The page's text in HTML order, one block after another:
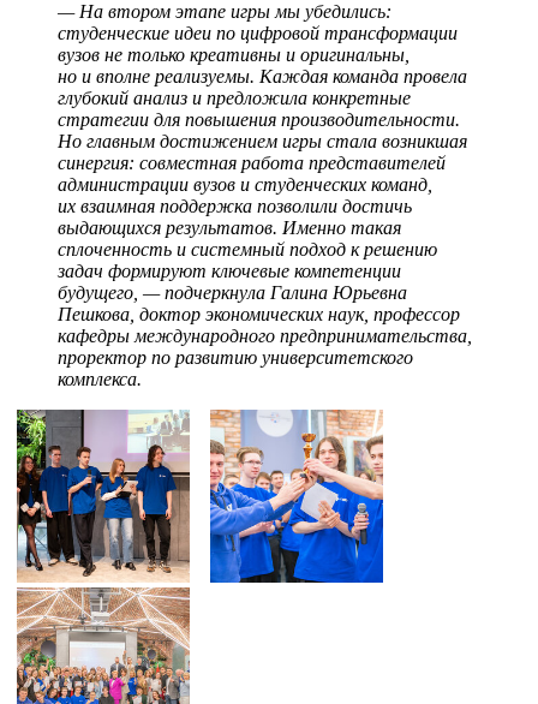
— На втором этапе игры мы убедились:
студенческие идеи по цифровой трансформации
вузов не только креативны и оригинальны,
но и вполне реализуемы. Каждая команда провела
глубокий анализ и предложила конкретные
стратегии для повышения производительности.
Но главным достижением игры стала возникшая
синергия: совместная работа представителей
администрации вузов и студенческих команд,
их взаимная поддержка позволили достичь
выдающихся результатов. Именно такая
сплоченность и системный подход к решению
задач формируют ключевые компетенции
будущего, — подчеркнула Галина Юрьевна
Пешкова, доктор экономических наук, профессор
кафедры международного предпринимательства,
проректор по развитию университетского
комплекса.